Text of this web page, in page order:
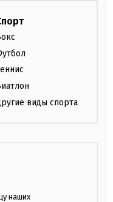
виды спорта
наших